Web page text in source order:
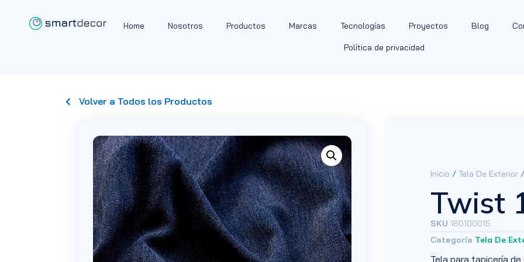
Home Nosotros Productos Marcas Tecnologías Proyectos Blog
Política de privacidad
Volver a Todos los Productos
Inicio / Tela De Exterior/
Twist
SKU 160100015
Categoría Tela De
Tela para tapicería